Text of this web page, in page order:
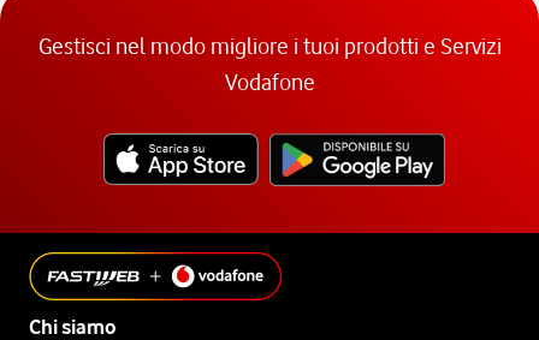
Gestisci nel modo migliore i tuoi prodotti e Servizi
Vodafone
Chi siamo